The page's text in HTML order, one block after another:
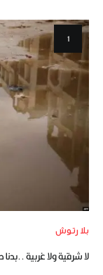
بلا رتوش
لا شرقية ولا غربية